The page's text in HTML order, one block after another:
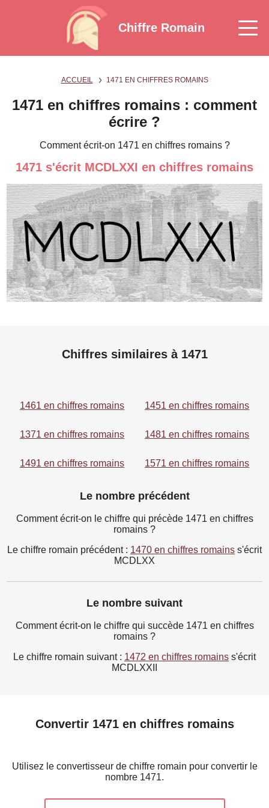
Chiffre Romain
ACCUEIL 1471 EN CHIFFRES ROMAINS
1471 en chiffres romains : comment
écrire ?
Comment écrit-on 1471 en chiffres romains ?
1471 s'écrit MCDLXXI en chiffres romains
Chiffres similaires à 1471
1461 en chiffres romains 1451 en chiffres romains
1371 en chiffres romains 1481 en chiffres romains
1491 en chiffres romains 1571 en chiffres romains
Le nombre précédent
Comment écrit-on le chiffre qui précède 1471 en chiffres
romains ?
Le chiffre romain précédent : 1470 en chiffres romains s'écrit
MCDLXX
Le nombre suivant
Comment écrit-on le chiffre qui succède 1471 en chiffres
romains ?
Le chiffre romain suivant : 1472 en chiffres romains s'écrit
MCDLXXII
Convertir 1471 en chiffres romains
Utilisez le convertisseur de chiffre romain pour convertir le
nombre 1471.